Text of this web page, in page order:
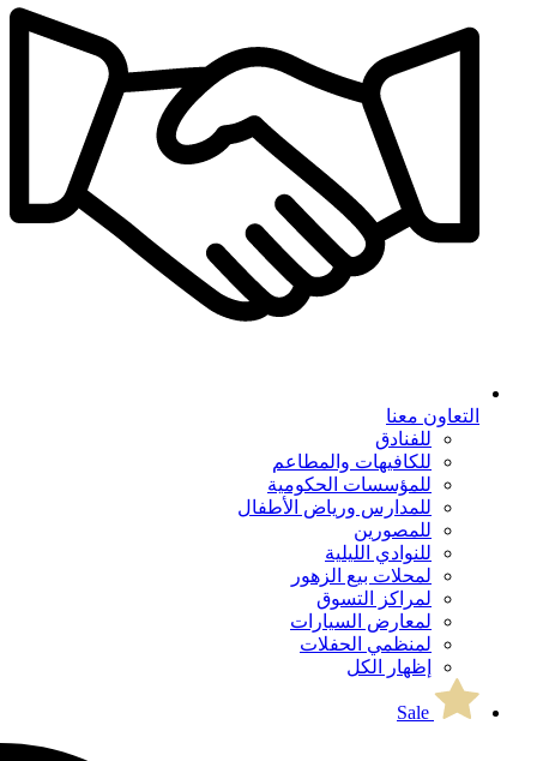
التعاون معنا
للفنادق
للكافيهات والمطاعم
للمؤسسات الحكومية
للمدارس ورياض الأطفال
للمصورين
للنوادي الليلية
لمحلات بيع الزهور
لمراكز التسوق
لمعارض السيارات
لمنظمي الحفلات
إظهار الكل